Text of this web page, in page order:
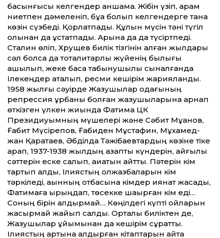
басынғысы келгендер қаншама. Жібін үзіп, арам
ниетпен дәмеленіп, бұқа болып келгендерге тана
көзін сүзбеді. Қорлатпады. Құлын мүсін тәні түгіл
қолынан да ұстатпады. Арына да дақ түсіртпеді.
Сталин өліп, Хрущев билік тізгінін алған жылдары
сәл болса да тоталитарлық жүйенің былығы
ашылып, жеке басқа табынушылық сыналғанда
Ілекеңдер ақталып, ресми кешірім жарияланды.
1958 жылғы сәуірде Жазушылар одағының
репрессия құрбаны болған жазушыларына арнап
өткізген үлкен жиында Фатима ЦК
Президиуымның мүшелері және Сәбит Мұқанов,
Ғабит Мүсірепов, Ғабиден Мұстафин, Мұхамед­
жан Қаратаев, Әбділда Тәжібаевтардың көзіне тіке
қарап, 1937-1938 жылдың азапты күндерін, қайғылы
сәттерін еске салып, ақиқатын айтты. Пәтерін кім
тартып алды, Ілиястың қолжазбаларын кім
тәркіледі, ақынның отбасына кімдер қиянат жасады,
Фатимаға қырыңдап, төсекке шақырған кім еді…
Соның бірін қалдырмай… Көңілдегі күпті ойларын
жасырмай жайып салды. Орталық биліктен де,
Жазушылар ұйымынан да кешірім сұратты.
Ілиястың артына қалдырған кітаптарын қайта